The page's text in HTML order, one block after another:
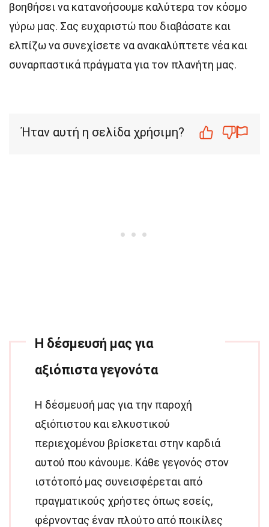
βοηθήσει να κατανοήσουμε καλύτερα τον κόσμο
γύρω μας. Σας ευχαριστώ που διαβάσατε και
ελπίζω να συνεχίσετε να ανακαλύπτετε νέα και
συναρπαστικά πράγματα για τον πλανήτη μας.
Ήταν αυτή η σελίδα χρήσιμη?
Η δέσμευσή μας για
αξιόπιστα γεγονότα
Η δέσμευσή μας για την παροχή
αξιόπιστου και ελκυστικού
περιεχομένου βρίσκεται στην καρδιά
αυτού που κάνουμε. Κάθε γεγονός στον
ιστότοπό μας συνεισφέρεται από
πραγματικούς χρήστες όπως εσείς,
φέρνοντας έναν πλούτο από ποικίλες